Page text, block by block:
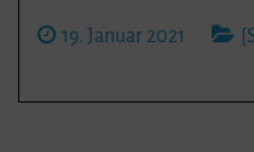
19. Januar 2021